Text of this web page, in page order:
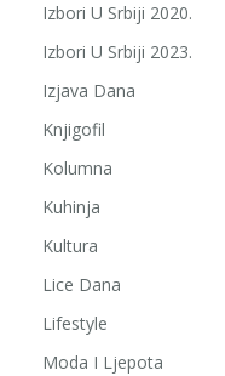
Izbori U Srbiji 2020.
Izbori U Srbiji 2023.
Izjava Dana
Knjigofil
Kolumna
Kuhinja
Kultura
Lice Dana
Lifestyle
Moda I Ljepota